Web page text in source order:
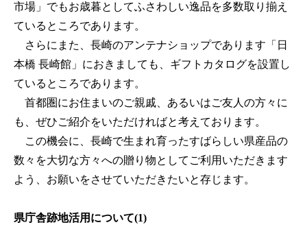
市場」でもお歳暮としてふさわしい逸品を多数取り揃え
ているところであります。
さらにまた、長崎のアンテナショップであります「日
本橋 長崎館」におきましても、ギフトカタログを設置し
ているところであります。
首都圏にお住まいのご親戚、あるいはご友人の方々に
も、ぜひご紹介をいただければと考えております。
この機会に、長崎で生まれ育ったすばらしい県産品の
数々を大切な方々への贈り物としてご利用いただきます
よう、お願いをさせていただきたいと存じます。
県庁舎跡地活用について(1)